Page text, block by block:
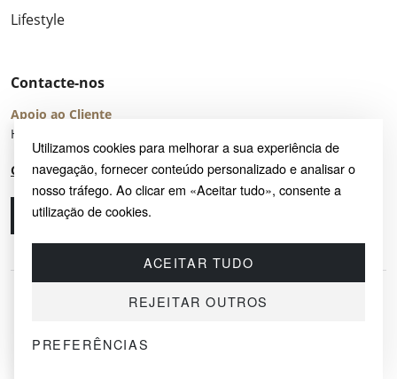
Utilizamos cookies para melhorar a sua experiência de
navegação, fornecer conteúdo personalizado e analisar o
nosso tráfego. Ao clicar em «Aceitar tudo», consente a
utilização de cookies.
ACEITAR TUDO
REJEITAR OUTROS
PREFERÊNCIAS
Lifestyle
Contacte-nos
Apoio ao Cliente
Horário de Atendimento: seg – sex 8:00 – 16:00 (UTC+2)
Centro de Ajuda
Ligue-nos
© 2026 SAYRUG OÜ · KESKLINNA LINNAOSA, AHTRI TN 12, 10151, TALLINN,